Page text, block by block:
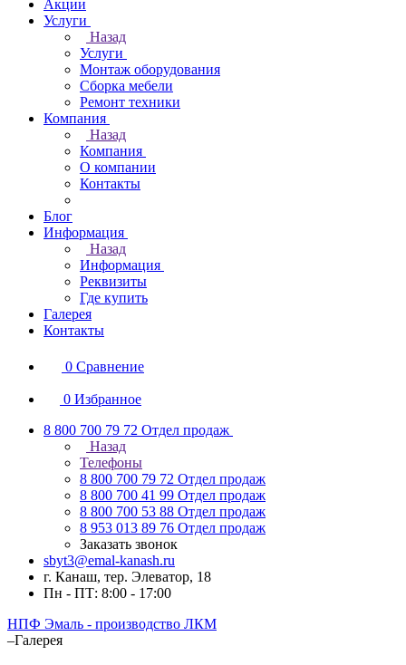
Акции
Услуги
Назад
Услуги
Монтаж оборудования
Сборка мебели
Ремонт техники
Компания
Назад
Компания
О компании
Контакты
Блог
Информация
Назад
Информация
Реквизиты
Где купить
Галерея
Контакты
0 Сравнение
0 Избранное
8 800 700 79 72 Отдел продаж
Назад
Телефоны
8 800 700 79 72 Отдел продаж
8 800 700 41 99 Отдел продаж
8 800 700 53 88 Отдел продаж
8 953 013 89 76 Отдел продаж
Заказать звонок
sbyt3@emal-kanash.ru
г. Канаш, тер. Элеватор, 18
Пн - ПТ: 8:00 - 17:00
НПФ Эмаль - производство ЛКМ
–Галерея